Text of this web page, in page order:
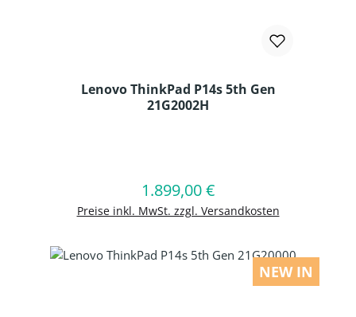
Lenovo ThinkPad P14s 5th Gen
21G2002H
Regulärer Preis:
1.899,00 €
Preise inkl. MwSt. zzgl. Versandkosten
In den Warenkorb
NEW IN